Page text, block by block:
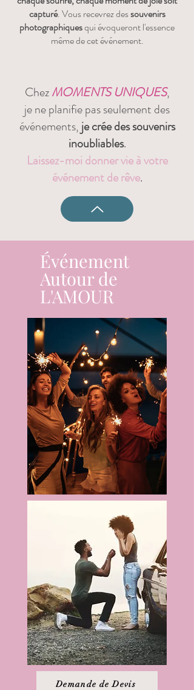
capturé. Vous recevrez dessouvenirs
photographiquesqui évoqueront l'essence
même de cet événement.
ChezMOMENTS UNIQUES,
je ne planifie pas seulement des
événements, je crée des souvenirs
inoubliables.
Laissez-moi donner vie à votre
événement de rêve.
Événement
Autour de
L'AMOUR
Demande de Devis